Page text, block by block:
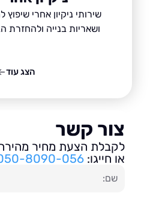
שירותי ניקיון אחרי שיפוץ להסרת
ושאריות בנייה ולהחזרת הבית
קשר
הצעת מחיר מהירה מלאו
חייגו:050-8090-056